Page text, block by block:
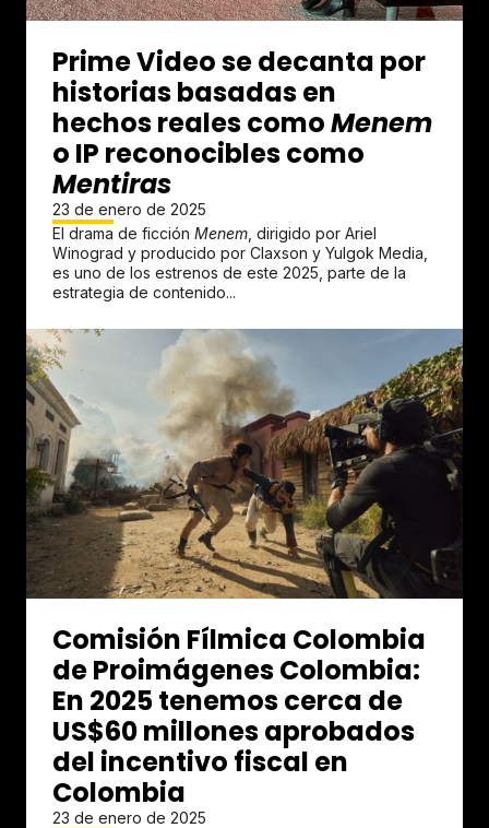
Prime Video se decanta por
historias basadas en
hechos reales comoMenem
o IP reconocibles como
Mentiras
23 de enero de 2025
El drama de ficción Menem , dirigido por Ariel
Winograd y producido por Claxson y Yulgok Media,
es uno de los estrenos de este 2025, parte de la
estrategia de contenido...
Comisión Fílmica Colombia
de Proimágenes Colombia:
En 2025 tenemos cerca de
US$60 millones aprobados
del incentivo fiscal en
Colombia
23 de enero de 2025